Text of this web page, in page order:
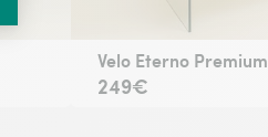
Velo Eterno Premium
249€